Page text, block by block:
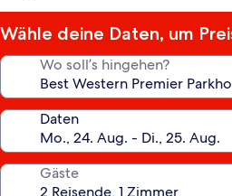
Wähle deine Daten, um
Wo soll’s hingehen?
Daten
Gäste